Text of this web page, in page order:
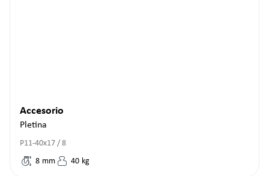
Accesorio
Pletina
P11-40x17 / 8
8 mm 40 kg